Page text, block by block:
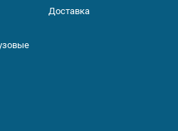
Доставка